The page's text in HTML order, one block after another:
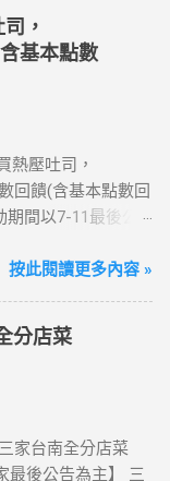
出國開通啟用後回
) > eSIM出國上網
到飽」方案；即
例：買1張日本5天
詳情：好康優惠看
ibon 購買教學
網首選，速度穩
土耳其 熱門地區通
利 ✈️ 180天彈性開
，享受出國網路自
適用機型： ※
功能。 ●不支援鎖
，
基本點數
熱壓吐司，
回饋(含基本點數回
間以7-11最後公
買熱壓吐司
小編推
事項 1.本優惠不得
按此閱讀更多內容 »
分店菜
家台南全分店菜
最後公告為主】 三